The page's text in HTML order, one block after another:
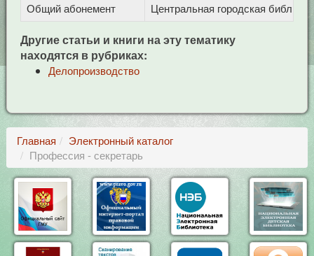
Общий абонемент
Центральная городская
Другие статьи и книги на эту тематику
находятся в рубриках:
Делопроизводство
Главная
Электронный каталог
Профессия - секретарь